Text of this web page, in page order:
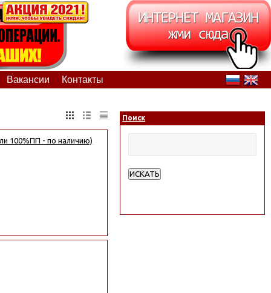
Вакансии Контакты
100%ПП - по наличию)
Поиск
ИСКАТЬ